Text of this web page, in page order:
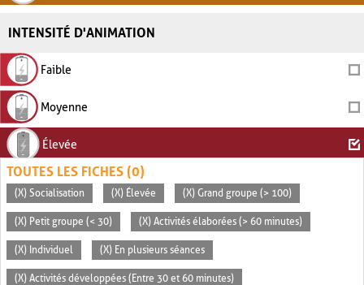
INTENSITÉ D'ANIMATION
Faible
Moyenne
Élevée
TOUTES LES FICHES (0)
(X) Socialisation (X) Élevée (X) Grand groupe (> 100)
(X) Petit groupe (< 30) (X) Activités élaborées (> 60 minutes)
(X) Individuel (X) En plusieurs séances
(X) Activités développées (Entre 30 et 60 minutes)